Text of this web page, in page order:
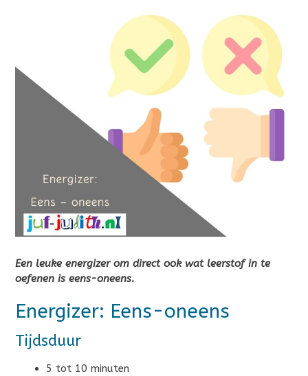
Een leuke energizer om direct ook wat leerstof in te
oefenen is eens-oneens.
Energizer: Eens-oneens
Tijdsduur
5 tot 10 minuten